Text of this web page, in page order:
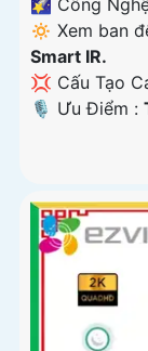
🌠 Công
🔅 Xem ban
Smart IR.
💢 Cấu Tạo
️🎙 Ưu Điểm :